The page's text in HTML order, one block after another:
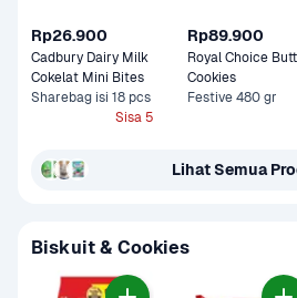
Rp26.900
Cadbury Dairy Milk
Cokelat Mini Bites
Sharebag isi 18 pcs
Sisa 5
Rp89.900
Royal Choice
Cookies
Festive 480 gr
Lihat Semua
Biskuit & Cookies